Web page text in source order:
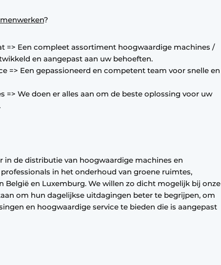
?
=> Een compleet assortiment hoogwaardige machines /
en aangepast aan uw behoeften.
=> Een gepassioneerd en competent team voor snelle en
=> We doen er alles aan om de beste oplossing voor uw
in de distributie van hoogwaardige machines en
in het onderhoud van groene ruimtes,
België en Luxemburg. We willen zo dicht mogelijk bij onze
​​om hun dagelijkse uitdagingen beter te begrijpen, om
en hoogwaardige service te bieden die is aangepast